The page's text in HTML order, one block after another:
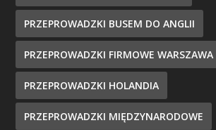
PRZEPROWADZKI BUSEM DO ANGLII
PRZEPROWADZKI FIRMOWE WARSZAWA
PRZEPROWADZKI HOLANDIA
PRZEPROWADZKI MIĘDZYNARODOWE